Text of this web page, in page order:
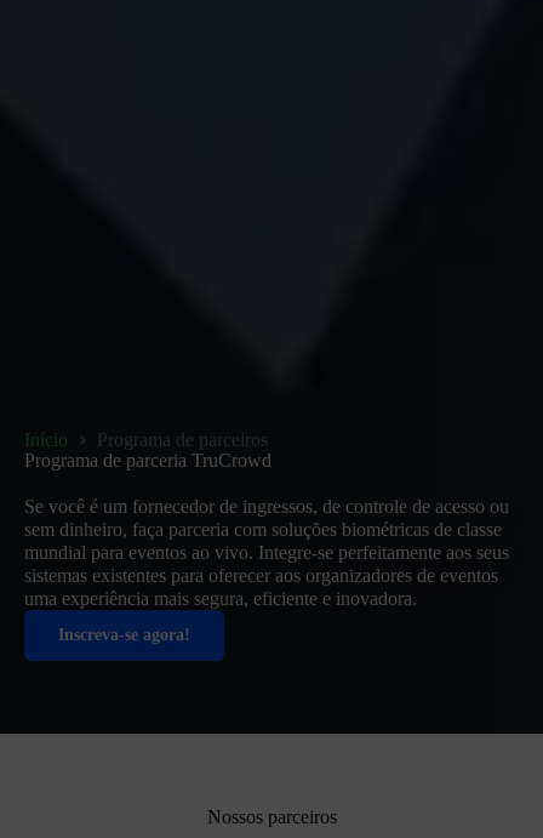
Início
Programa de parceiros
Programa de parceria TruCrowd
Se você é um fornecedor de ingressos, de controle de acesso ou
sem dinheiro, faça parceria com soluções biométricas de classe
mundial para eventos ao vivo. Integre-se perfeitamente aos seus
sistemas existentes para oferecer aos organizadores de eventos
uma experiência mais segura, eficiente e inovadora.
Inscreva-se agora!
Nossos parceiros